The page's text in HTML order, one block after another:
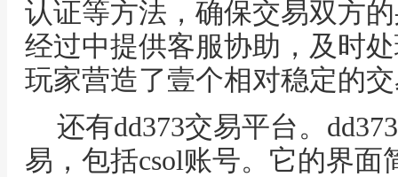
认证等方法，确保交易双方
经过中提供客服协助，及时
玩家营造了壹个相对稳定的
还有dd373交易平台。
易，包括csol账号。它的界